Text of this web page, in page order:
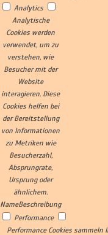
Analytics
Analytische
Cookies werden
verwendet, um zu
verstehen, wie
Besucher mit der
Website
interagieren. Diese
Cookies helfen bei
der Bereitstellung
von Informationen
zu Metriken wie
Besucherzahl,
Absprungrate,
Ursprung oder
ähnlichem.
NameBeschreibung
Performance
Performance Cookies sammeln